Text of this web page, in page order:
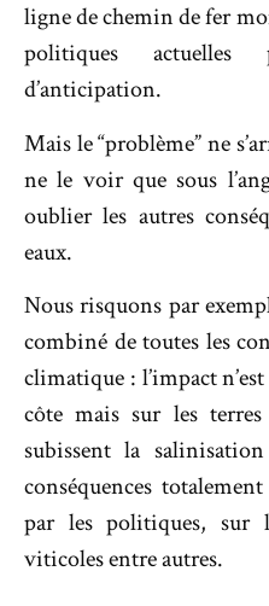
ligne de chemin de fer
politiques actuelles
d’anticipation.
Mais le “problème” ne
ne le voir que sous
oublier les autres
eaux.
Nous risquons par
combiné de toutes les
climatique : l’impact
côte mais sur les
subissent la
conséquences
par les politiques, sur
viticoles entre autres.